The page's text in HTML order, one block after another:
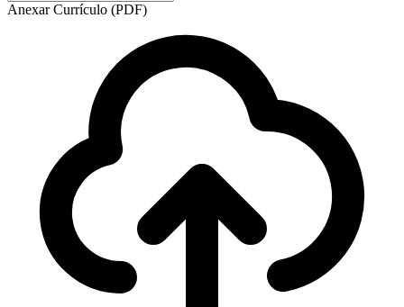
Anexar Currículo (PDF)